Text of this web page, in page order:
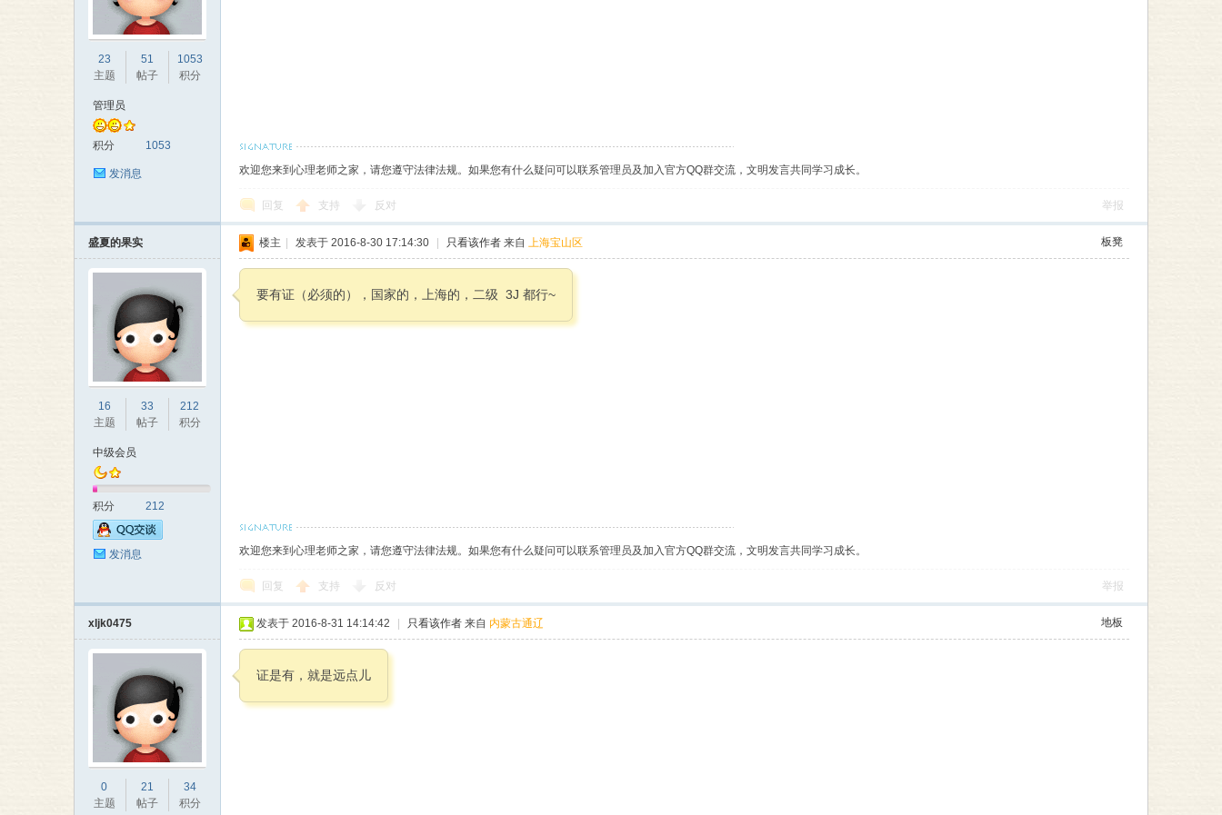
23
主题
51
帖子
1053
积分
管理员
积分 1053
发消息 欢迎您来到心理老师之家，请您遵守法律法规。如果您有什么疑问可以联系管理员及加入官方QQ群交流，文明发言共同学习成长。
回复 支持 反对 举报
盛夏的果实
16
主题
33
帖子
212
积分
中级会员
积分 212
发消息
板凳
楼主 发表于 2016-8-30 17:14:30 只看该作者来自 上海宝山区
要有证（必须的），国家的，上海的，二级 3J 都行~
欢迎您来到心理老师之家，请您遵守法律法规。如果您有什么疑问可以联系管理员及加入官方QQ群交流，文明发言共同学习成长。
回复 支持 反对 举报
xljk0475
0
主题
21
帖子
34
积分
地板
发表于 2016-8-31 14:14:42 只看该作者来自 内蒙古通辽
证是有，就是远点儿